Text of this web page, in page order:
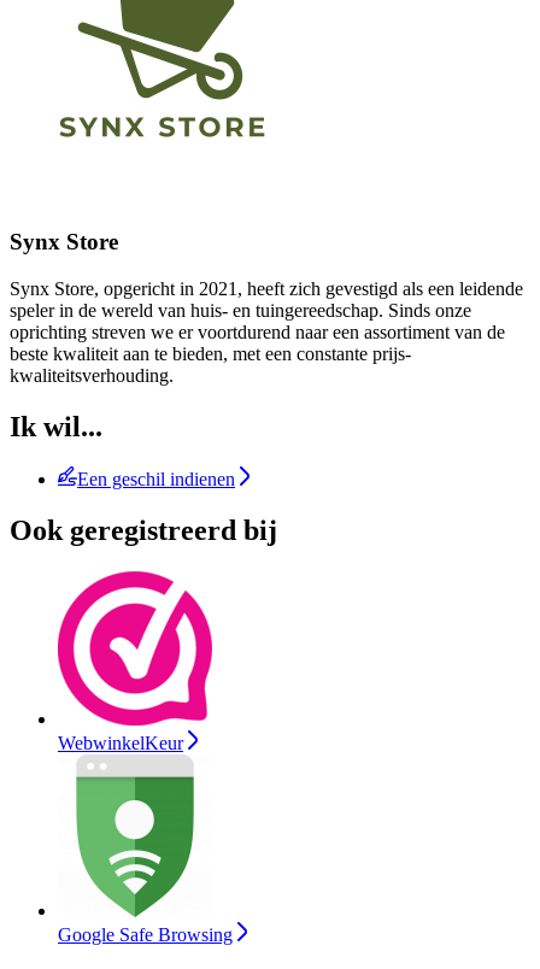
Synx Store
Synx Store, opgericht in 2021, heeft zich gevestigd als een leidende
speler in de wereld van huis- en tuingereedschap. Sinds onze
oprichting streven we er voortdurend naar een assortiment van de
beste kwaliteit aan te bieden, met een constante prijs-
kwaliteitsverhouding.
Ik wil...
Een geschil indienen
Ook geregistreerd bij
WebwinkelKeur
Google Safe Browsing